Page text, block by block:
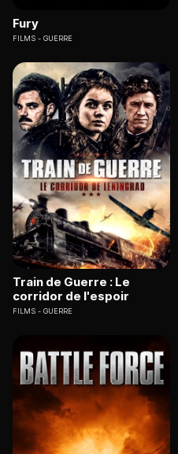
Fury
FILMS GUERRE
Train de Guerre : Le
corridor de l'espoir
FILMS GUERRE